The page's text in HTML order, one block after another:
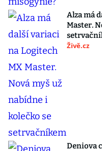
Alza má
Master.
Živě.cz
Deniova